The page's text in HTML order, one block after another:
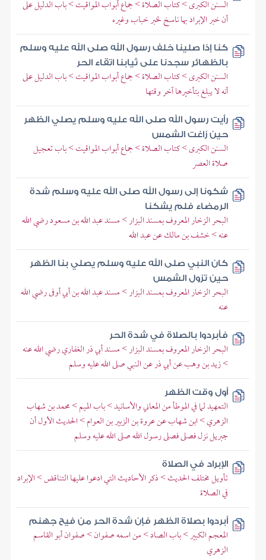
السنن الكبرى > كتاب الصلاة > جماع أبواب المواقيت > باب الدليل على
أن خبر الإبراد بها ناسخ لخبر خباب وغيره
كنا إذا صلينا خلف رسول الله صلى الله عليه وسلم
بالظهائر سجدنا على ثيابنا اتقاء الحر
السنن الكبرى > كتاب الصلاة > جماع أبواب المواقيت > باب الدليل على
أنه لا يبلغ بتأخيرها آخر وقتها
رأيت رسول الله صلى الله عليه وسلم يصلي الظهر
حين زاغت الشمس
السنن الكبرى > كتاب الصلاة > جماع أبواب المواقيت > باب تعجيل
صلاة العصر
شكونا إلى رسول الله صلى الله عليه وسلم شدة
الرمضاء فلم يشكنا
البحر الزخار المعروف بمسند البزار > مسند عبد الله بن مسعود رضي الله
عنه > خشف بن مالك عن عبد الله
كان النبي صلى الله عليه وسلم يصلي بنا الظهر
حين تزول الشمس
البحر الزخار المعروف بمسند البزار > مسند عبد الله بن أبي أوفى رضي الله
عنه
فأبردوا بالصلاة في شدة الحر
البحر الزخار المعروف بمسند البزار > مسند أبي ذر الغفاري رضي الله عنه
> زيد بن وهب عن أبي ذر عن النبي صلى الله عليه وسلم
أول وقت الظهر
التمهيد لما في الموطأ من المعاني والأسانيد > باب الميم > محمد بن شهاب
الزهري > ابن شهاب عن عروة بن الزبير بن العوام > الحديث الأول أن
جبريل نزل فصلى فصلى رسول الله صلى الله عليه وسلم
الإبراد في الصلاة
تأويل مختلف الحديث > ذكر الأحاديث التي ادعوا عليها التناقض > الإبراد
في الصلاة
أبردوا بصلاة الظهر فإن شدة الحر من فيح جهنم
المعجم الكبير > باب الصاد > من اسمه صفوان > صفوان أبو القاسم
الزهري